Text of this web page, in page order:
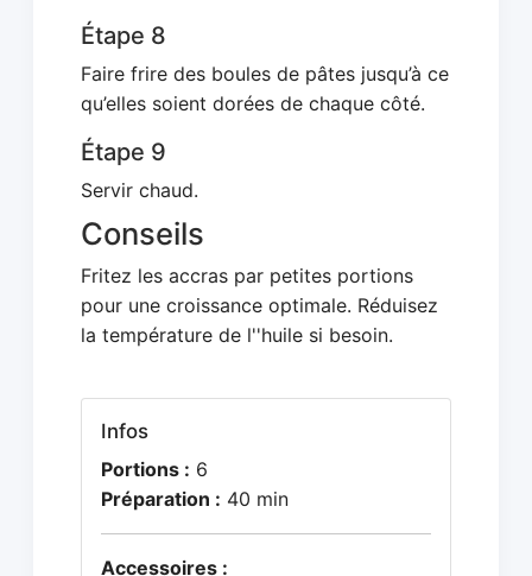
Étape 8
Faire frire des boules de pâtes jusqu’à ce
qu’elles soient dorées de chaque côté.
Étape 9
Servir chaud.
Conseils
Fritez les accras par petites portions
pour une croissance optimale. Réduisez
la température de l''huile si besoin.
Infos
Portions : 6
Préparation : 40 min
Accessoires :